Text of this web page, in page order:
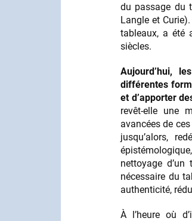
du passage du
Langle et
tableaux, a été
siècles.
Aujourd’hui,
différentes
et d’apporter
revêt-elle une
avancées de
jusqu’alors,
nettoyage
nécessaire du
authenticité,
À l’heure où